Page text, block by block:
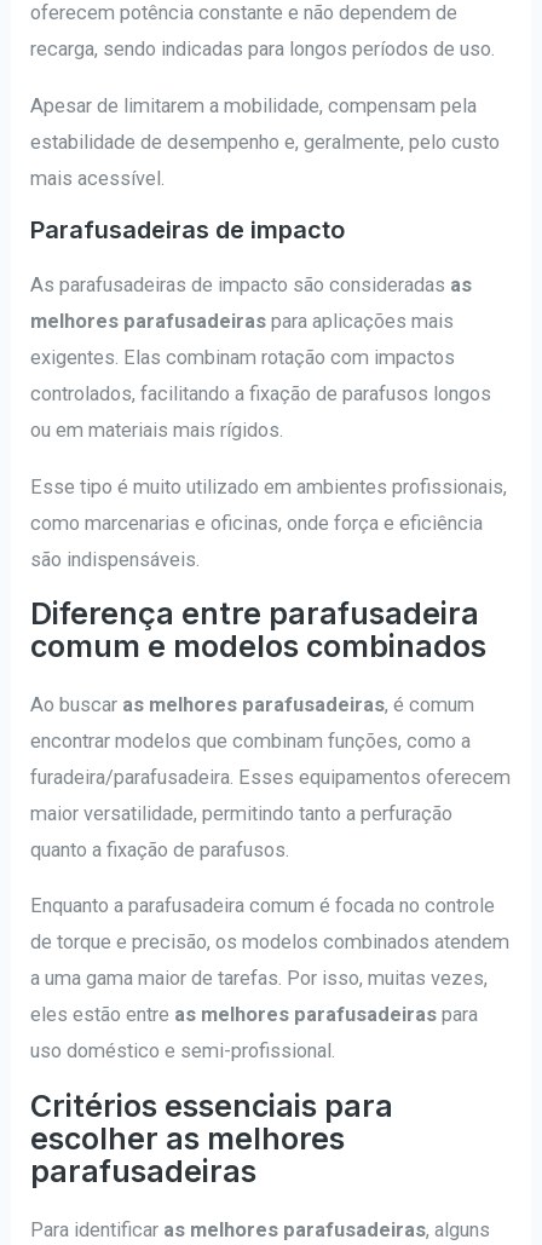
oferecem potência constante e não dependem de
recarga, sendo indicadas para longos períodos de uso.
Apesar de limitarem a mobilidade, compensam pela
estabilidade de desempenho e, geralmente, pelo custo
mais acessível.
Parafusadeiras de impacto
As parafusadeiras de impacto são consideradas as
melhores parafusadeiras para aplicações mais
exigentes. Elas combinam rotação com impactos
controlados, facilitando a fixação de parafusos longos
ou em materiais mais rígidos.
Esse tipo é muito utilizado em ambientes profissionais,
como marcenarias e oficinas, onde força e eficiência
são indispensáveis.
Diferença entre parafusadeira
comum e modelos combinados
Ao buscar as melhores parafusadeiras, é comum
encontrar modelos que combinam funções, como a
furadeira/parafusadeira. Esses equipamentos oferecem
maior versatilidade, permitindo tanto a perfuração
quanto a fixação de parafusos.
Enquanto a parafusadeira comum é focada no controle
de torque e precisão, os modelos combinados atendem
a uma gama maior de tarefas. Por isso, muitas vezes,
eles estão entre as melhores parafusadeiras para
uso doméstico e semi-profissional.
Critérios essenciais para
escolher as melhores
parafusadeiras
Para identificar as melhores parafusadeiras, alguns